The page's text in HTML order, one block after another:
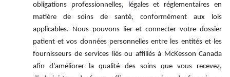
obligations professionnelles, légales et réglementaires en
matière de soins de santé, conformément aux lois
applicables. Nous pouvons lier et connecter votre dossier
patient et vos données personnelles entre les entités et les
fournisseurs de services liés ou affiliés à McKesson Canada
afin d’améliorer la qualité des soins que vous recevez,